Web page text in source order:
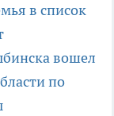
в список
вошел
по